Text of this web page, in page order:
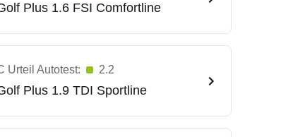
Plus 1.6 FSI Comfortline
Urteil Autotest: 2.2
Plus 1.9 TDI Sportline